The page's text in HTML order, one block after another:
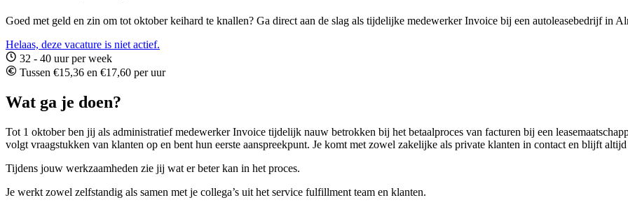
Goed met geld en zin om tot oktober keihard te knallen? Ga direct aan de slag als tijdelijke medewerker Invoice bij een autoleasebedrijf in
Helaas, deze vacature is niet actief.
32 - 40 uur per week
Tussen €15,36 en €17,60 per uur
Wat ga je doen?
Tot 1 oktober ben jij als administratief medewerker Invoice tijdelijk nauw betrokken bij het betaalproces van facturen bij een
volgt vraagstukken van klanten op en bent hun eerste aanspreekpunt. Je komt met zowel zakelijke als private klanten in contact en blijft
Tijdens jouw werkzaamheden zie jij wat er beter kan in het proces.
Je werkt zowel zelfstandig als samen met je collega’s uit het service fulfillment team en klanten.